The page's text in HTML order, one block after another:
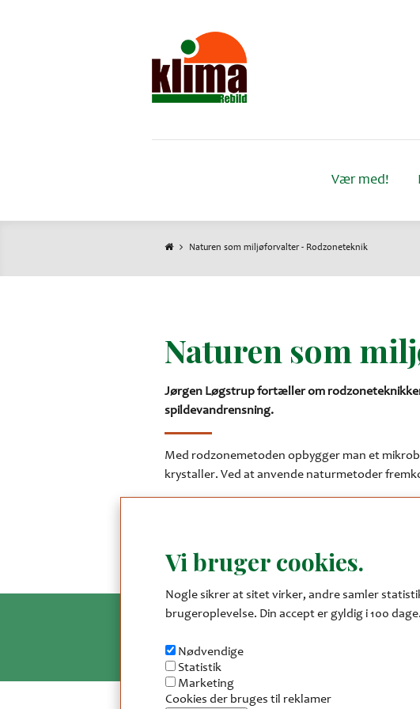
Vær med!
Brødkrumme
Naturen som miljøforvalter - Rodzoneteknik
Naturen som
Jørgen Løgstrup fortæller om
spildevandrensning.
Med rodzonemetoden opbygger man et
krystaller. Ved at anvende naturmetoder
slambehandling og luftrensning. Foredraget
Vi bruger cookies.
Nogle sikrer at sitet virker, andre samler
brugeroplevelse. Din accept er gyldig i 100 dage.
Nødvendige
Statistik
Marketing
Cookies der bruges til reklamer